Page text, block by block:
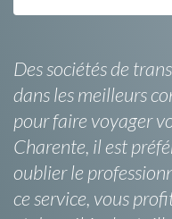
Des sociétés de
dans les meilleurs
pour faire voyager
Charente, il est
oublier le
ce service, vous